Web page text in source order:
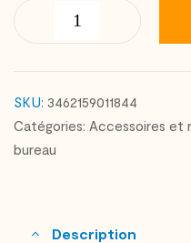
SKU: 3462159011844
Catégories: Accessoires et
bureau
Description